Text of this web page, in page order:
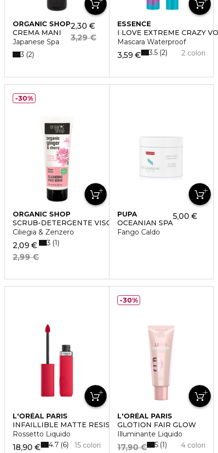
ORGANIC SHOP
CREMA MANI
Japanese Spa
2,30 €
3,29 €
3 2
ESSENCE
I LOVE EXTREME CRAZY
Mascara Waterproof
3,59 € 2 colori
3.5 2
ORGANIC SHOP
SCRUB-DETERGENTE VISO
Ciliegia & Zenzero
2,09 €
2,99 €
3 1
30%
PUPA
OCEANIAN SPA
Fango Caldo
5,00 €
L'ORÉAL PARIS
INFAILLIBLE MATTE RESISTANCE
Rossetto Liquido
18,90 € 15 colori
4.7 6
L'ORÉAL PARIS
GLOTION FAIR GLOW
Illuminante Liquido
17,90 € 4 colori
5 1
30%